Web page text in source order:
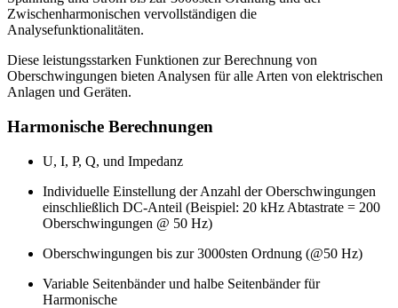
Zwischenharmonischen vervollständigen die
Analysefunktionalitäten.
Diese leistungsstarken Funktionen zur Berechnung von
Oberschwingungen bieten Analysen für alle Arten von elektrischen
Anlagen und Geräten.
Harmonische Berechnungen
U, I, P, Q, und Impedanz
Individuelle Einstellung der Anzahl der Oberschwingungen
einschließlich DC-Anteil (Beispiel: 20 kHz Abtastrate = 200
Oberschwingungen @ 50 Hz)
Oberschwingungen bis zur 3000sten Ordnung (@50 Hz)
Variable Seitenbänder und halbe Seitenbänder für
Harmonische